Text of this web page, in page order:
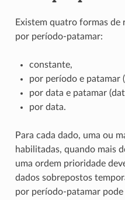
Existem quatro formas de
por período-patamar:
constante,
por período e patamar
por data e patamar
por data.
Para cada dado, uma ou
habilitadas, quando mais
uma ordem prioridade
dados sobrepostos
por período-patamar